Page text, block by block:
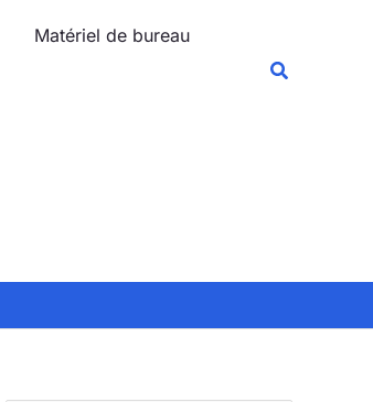
Matériel de bureau
r